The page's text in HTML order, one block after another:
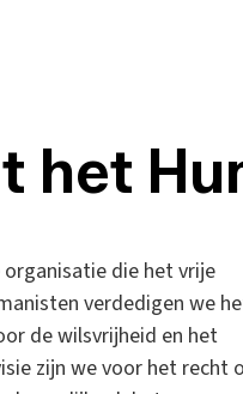
het
die het vrije
verdedigen we
de wilsvrijheid en het
zijn we voor het recht